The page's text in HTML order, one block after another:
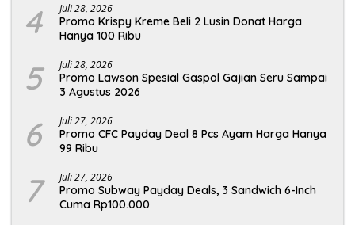
4 Juli 28, 2026
Promo Krispy Kreme Beli 2 Lusin Donat Harga
Hanya 100 Ribu
5 Juli 28, 2026
Promo Lawson Spesial Gaspol Gajian Seru Sampai
3 Agustus 2026
6 Juli 27, 2026
Promo CFC Payday Deal 8 Pcs Ayam Harga Hanya
99 Ribu
7 Juli 27, 2026
Promo Subway Payday Deals, 3 Sandwich 6-Inch
Cuma Rp100.000